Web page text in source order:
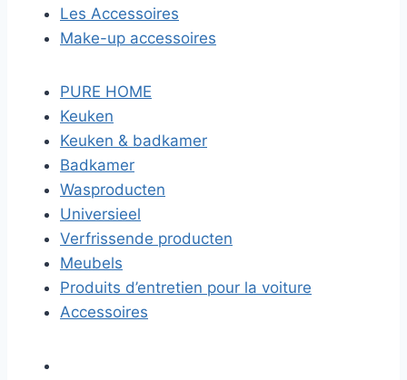
Les Accessoires
Make-up accessoires
PURE HOME
Keuken
Keuken & badkamer
Badkamer
Wasproducten
Universieel
Verfrissende producten
Meubels
Produits d’entretien pour la voiture
Accessoires